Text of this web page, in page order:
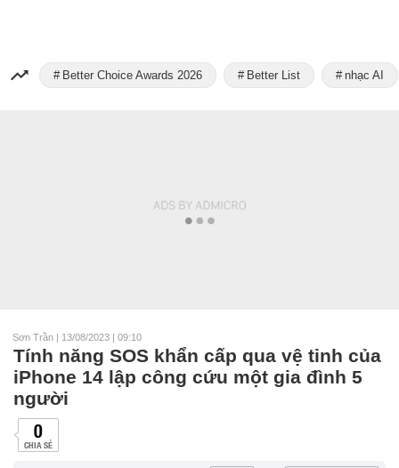
Better Choice Awards 2026 Better List nhạc AI
Sơn Trần | 13/08/2023 | 09:10
Tính năng SOS khẩn cấp qua vệ tinh của
iPhone 14 lập công cứu một gia đình 5
người
0
CHIA SẺ